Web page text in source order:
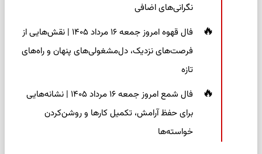
نگرانی‌های اضافی
فال قهوه امروز جمعه ۱۶ مرداد ۱۴۰۵ | نقش‌هایی از
فرصت‌های نزدیک، دل‌مشغولی‌های پنهان و راه‌های
تازه
فال شمع امروز جمعه ۱۶ مرداد ۱۴۰۵ | نشانه‌هایی
برای حفظ آرامش، تکمیل کارها و روشن‌کردن
خواسته‌ها